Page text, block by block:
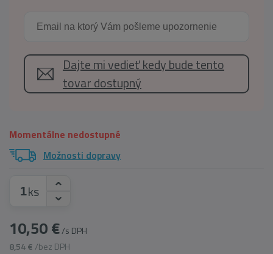
Dajte mi vedieť kedy bude tento
tovar dostupný
Momentálne nedostupné
Možnosti dopravy
ks
10,50 €/s DPH
8,54 € /bez DPH